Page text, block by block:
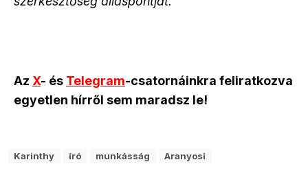
Az X- és Telegram-csatornáinkra feliratkozva
egyetlen hírről sem maradsz le!
Karinthy író munkásság Aranyosi